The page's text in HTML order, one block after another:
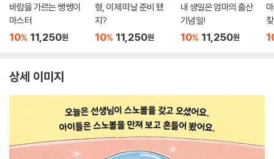
바람을 가르는 쌩쌩이
마스터
10% 11,250원
형, 이제 떠날 준비 됐
지?
10% 11,250원
내 생일은 엄마의 출산
기념일!
10% 11,250원
상세 이미지